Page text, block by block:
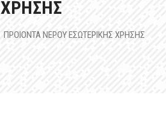
ΧΡΗΣΗΣ
ΠΡΟΙΟΝΤΑ ΝΕΡΟΥ ΕΣΩΤΕΡΙΚΗΣ ΧΡΗΣΗΣ